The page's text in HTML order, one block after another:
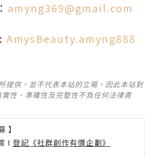
amyng369@gmail.com
AmysBeauty.amyng888
提供，並不代表本站的立場。因此本站對
性、準確性及完整性不負任何法律責
】
l 登記《社群創作有價企劃》